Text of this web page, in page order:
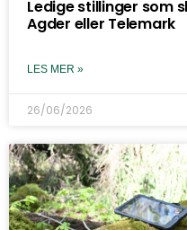
Ledige stillinger som
Agder eller Telemark
LES MER »
26/06/2026